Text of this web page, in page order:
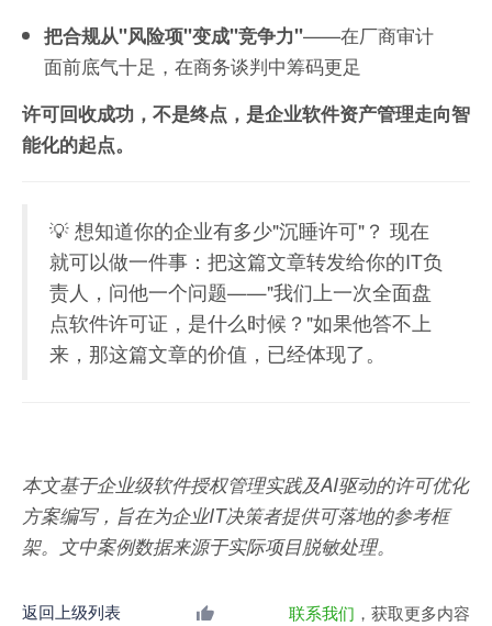
把合规从"风险项"变成"竞争力"——在厂商审计
面前底气十足，在商务谈判中筹码更足
许可回收成功，不是终点，是企业软件资产管理走向智
能化的起点。
💡 想知道你的企业有多少"沉睡许可"？ 现在
就可以做一件事：把这篇文章转发给你的IT负
责人，问他一个问题——"我们上一次全面盘
点软件许可证，是什么时候？"如果他答不上
来，那这篇文章的价值，已经体现了。
本文基于企业级软件授权管理实践及AI驱动的许可优化
方案编写，旨在为企业IT决策者提供可落地的参考框
架。文中案例数据来源于实际项目脱敏处理。
返回上级列表 联系我们 ，获取更多内容